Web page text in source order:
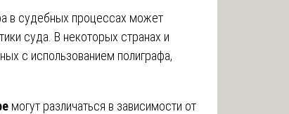
в судебных процессах может
суда. В некоторых странах и
с использованием полиграфа,
могут различаться в зависимости от